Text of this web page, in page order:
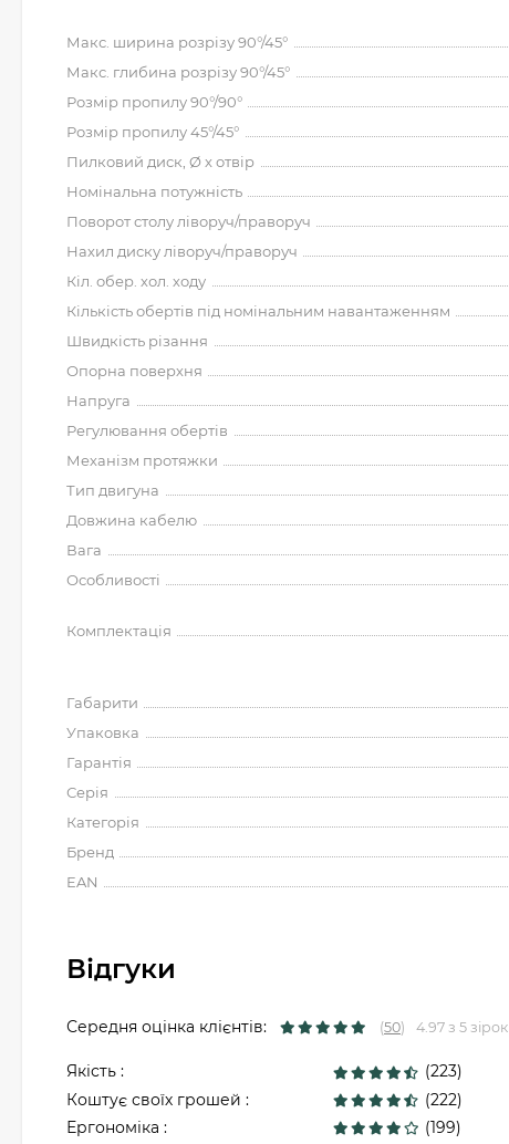
Макс. ширина розрізу 90°/45°
Макс. глибина розрізу 90°/45°
Розмір пропилу 90°/90°
Розмір пропилу 45°/45°
Пилковий диск, Ø x отвір
Номінальна потужність
Поворот столу ліворуч/праворуч
Нахил диску ліворуч/праворуч
Кіл. обер. хол. ходу
Кількість обертів під номінальним навантаженням
Швидкість різання
Опорна поверхня
Напруга
Регулювання обертів
Механізм протяжки
Тип двигуна
Довжина кабелю
Вага
Особливості
Комплектація
Габарити
Упаковка
Гарантія
Серія
Категорія
Бренд
EAN
Відгуки
Середня оцінка клієнтів: (50) 4.97 з 5 зірок
Якість :
(223)
Коштує своїх грошей :
(222)
Ергономіка :
(199)